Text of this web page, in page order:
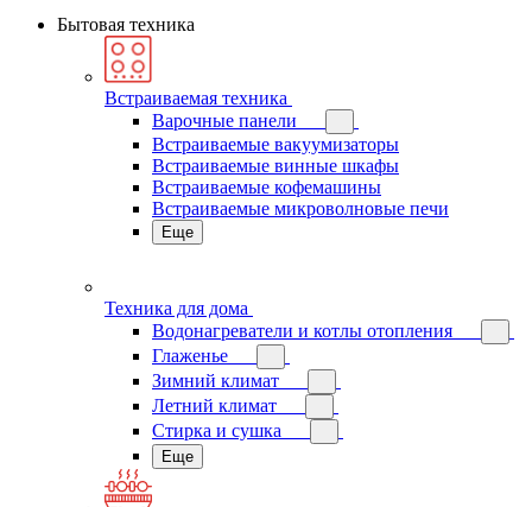
Бытовая техника
Встраиваемая техника
Варочные панели
Встраиваемые вакуумизаторы
Встраиваемые винные шкафы
Встраиваемые кофемашины
Встраиваемые микроволновые печи
Еще
Техника для дома
Водонагреватели и котлы отопления
Глаженье
Зимний климат
Летний климат
Стирка и сушка
Еще